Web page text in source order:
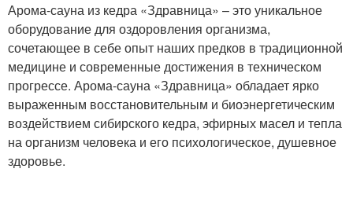
Арома-сауна из кедра «Здравница» – это уникальное
оборудование для оздоровления организма,
сочетающее в себе опыт наших предков в традиционной
медицине и современные достижения в техническом
прогрессе. Арома-сауна «Здравница» обладает ярко
выраженным восстановительным и биоэнергетическим
воздействием сибирского кедра, эфирных масел и тепла
на организм человека и его психологическое, душевное
здоровье.